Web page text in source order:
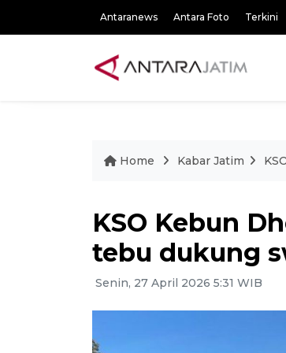
Antaranews Antara Foto Terkini
Home Kabar Jatim
KSO Kebun
tebu dukung
Senin, 27 April 2026 5:31 WIB